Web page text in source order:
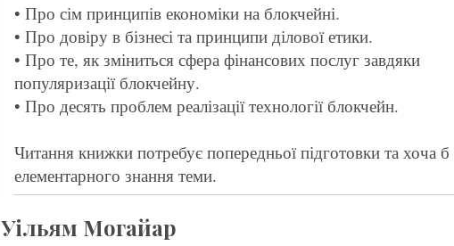
• Про сім принципів економіки на блокчейні.
• Про довіру в бізнесі та принципи ділової етики.
• Про те, як зміниться сфера фінансових послуг завдяки
популяризації блокчейну.
• Про десять проблем реалізації технології блокчейн.
Читання книжки потребує попередньої підготовки та хоча б
елементарного знання теми.
Уільям Могайар